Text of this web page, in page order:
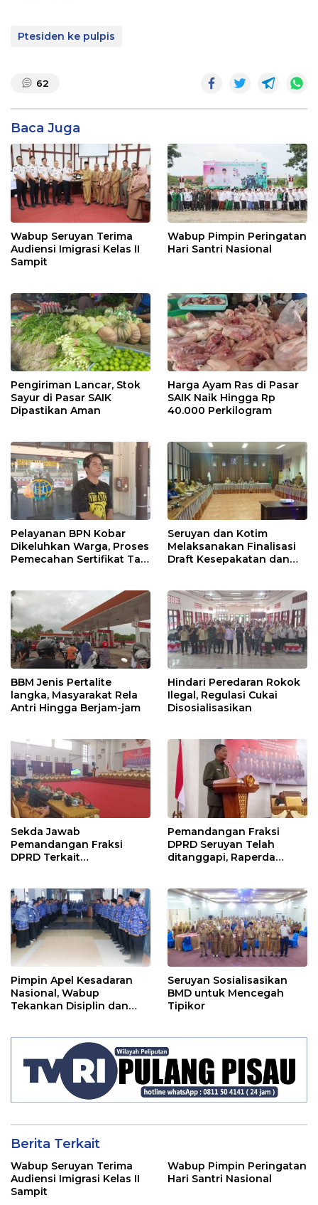
Ptesiden ke pulpis
62
Baca Juga
Wabup Seruyan Terima
Audiensi Imigrasi Kelas II
Sampit
Wabup Pimpin Peringatan
Hari Santri Nasional
Pengiriman Lancar, Stok
Sayur di Pasar SAIK
Dipastikan Aman
Harga Ayam Ras di Pasar
SAIK Naik Hingga Rp
40.000 Perkilogram
Pelayanan BPN Kobar
Dikeluhkan Warga, Proses
Pemecahan Sertifikat Tak
Seruyan dan Kotim
Melaksanakan Finalisasi
Draft Kesepakatan dan
BBM Jenis Pertalite
langka, Masyarakat Rela
Antri Hingga Berjam-jam
Hindari Peredaran Rokok
Ilegal, Regulasi Cukai
Disosialisasikan
Sekda Jawab
Pemandangan Fraksi
DPRD Terkait
2024
Pemandangan Fraksi
DPRD Seruyan Telah
ditanggapi, Raperda
Pimpin Apel Kesadaran
Nasional, Wabup
Tekankan Disiplin dan
Seruyan Sosialisasikan
BMD untuk Mencegah
Tipikor
Berita Terkait
Wabup Seruyan Terima
Audiensi Imigrasi Kelas II
Sampit
Wabup Pimpin Peringatan
Hari Santri Nasional